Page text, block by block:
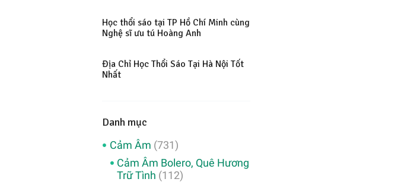
Học thổi sáo tại TP Hồ Chí Minh cùng
Nghệ sĩ ưu tú Hoàng Anh
Địa Chỉ Học Thổi Sáo Tại Hà Nội Tốt
Nhất
Danh mục
Cảm Âm (731)
Cảm Âm Bolero, Quê Hương
Trữ Tình (112)